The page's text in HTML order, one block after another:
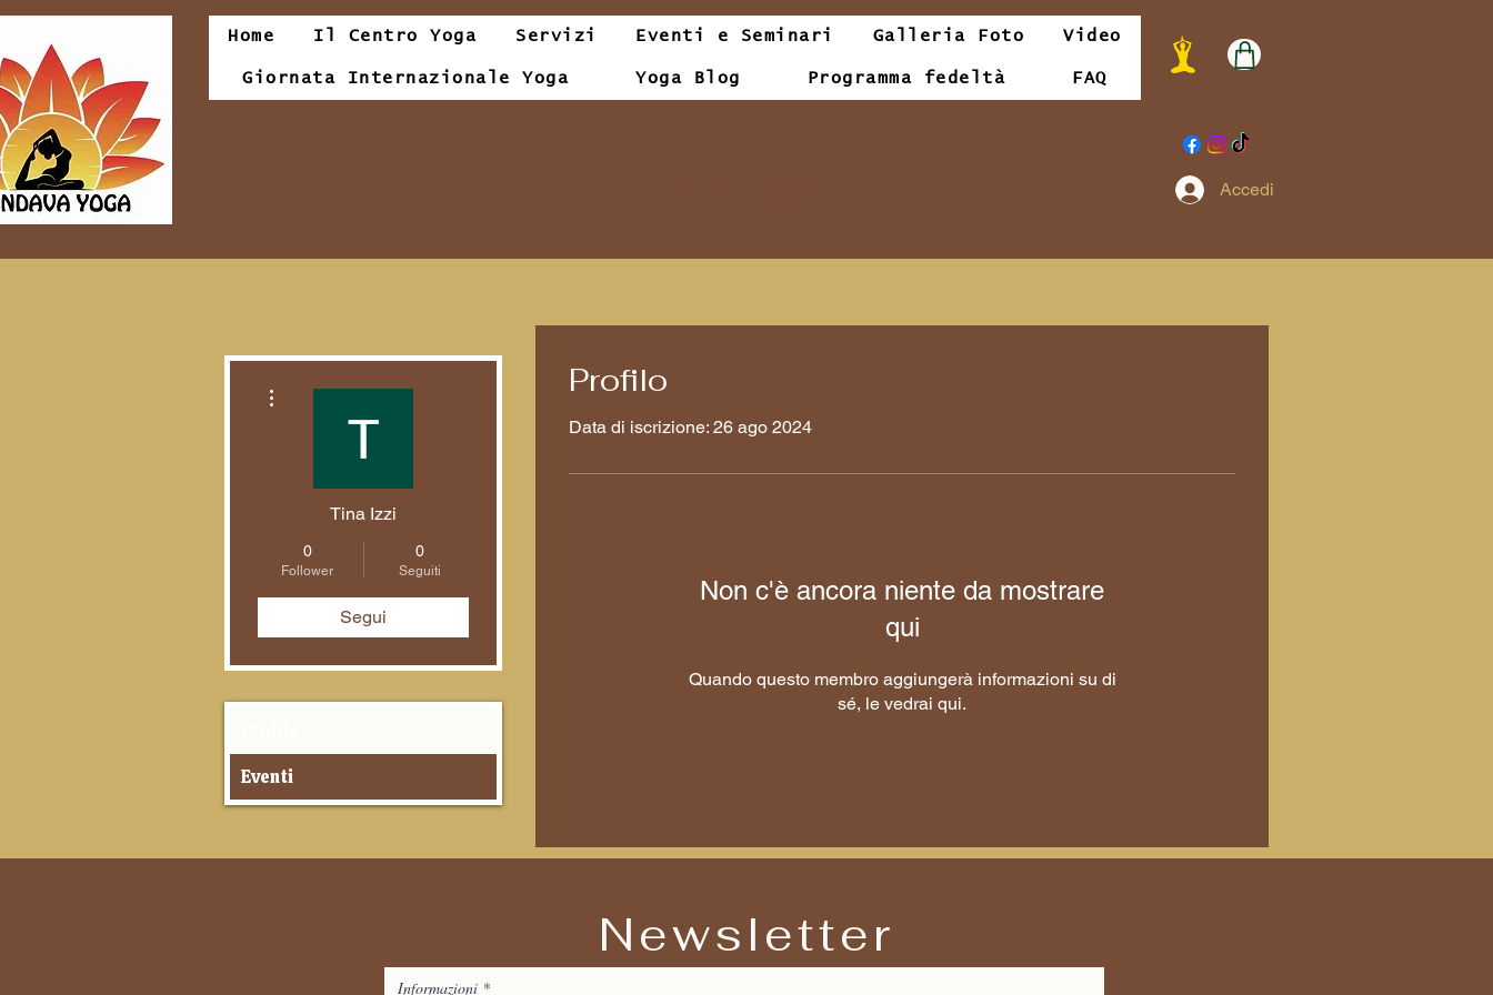
Home Il Centro Yoga Servizi Eventi e Seminari Galleria Foto Video
Giornata Internazionale Yoga Yoga Blog Programma fedeltà FAQ
Accedi
Profilo
Data di iscrizione: 26 ago 2024
Non c'è ancora niente da mostrare
qui
Quando questo membro aggiungerà informazioni su di
sé, le vedrai qui.
Tina Izzi
0
Follower
0
Seguiti
Segui
Eventi
Newsletter
Informazioni